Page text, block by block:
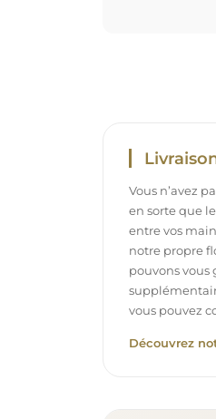
Vous n’avez
en sorte que
entre vos
notre propre
pouvons vous
vous pouvez
Découvrez